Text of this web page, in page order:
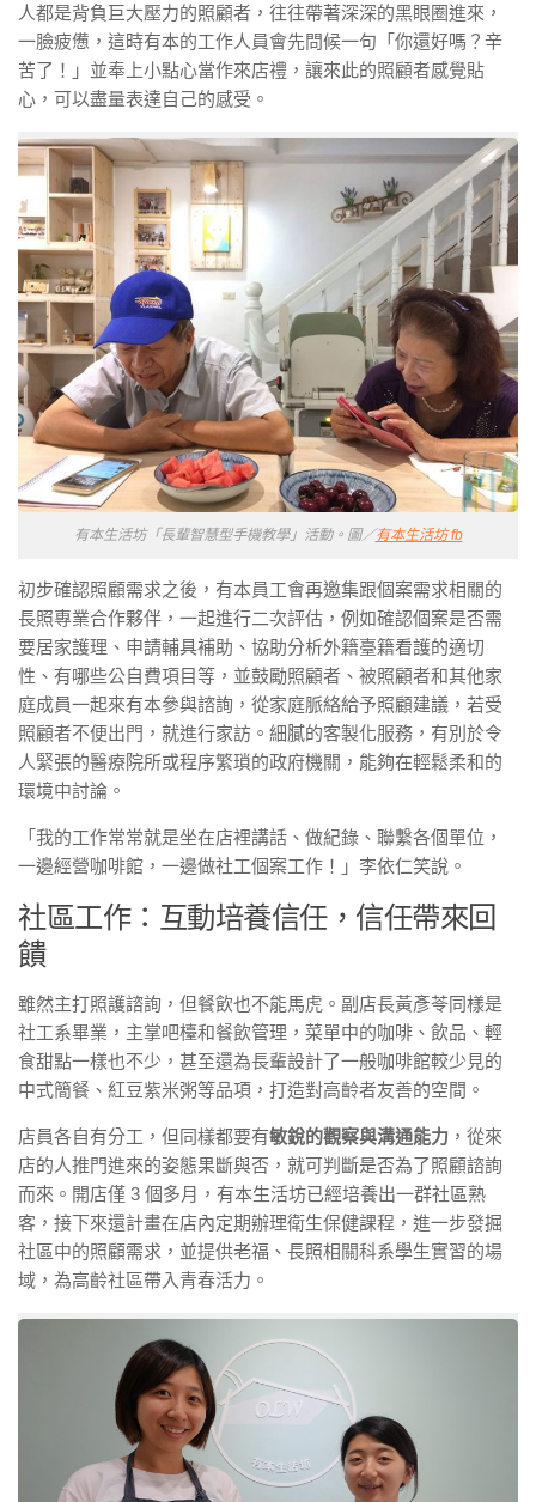
人都是背負巨大壓力的照顧者，往往帶著深深的黑眼圈進來，
一臉疲憊，這時有本的工作人員會先問候一句「你還好嗎？辛
苦了！」並奉上小點心當作來店禮，讓來此的照顧者感覺貼
心，可以盡量表達自己的感受。
有本生活坊「長輩智慧型手機教學」活動。圖／有本生活坊 fb
初步確認照顧需求之後，有本員工會再邀集跟個案需求相關的
長照專業合作夥伴，一起進行二次評估，例如確認個案是否需
要居家護理、申請輔具補助、協助分析外籍臺籍看護的適切
性、有哪些公自費項目等，並鼓勵照顧者、被照顧者和其他家
庭成員一起來有本參與諮詢，從家庭脈絡給予照顧建議，若受
照顧者不便出門，就進行家訪。細膩的客製化服務，有別於令
人緊張的醫療院所或程序繁瑣的政府機關，能夠在輕鬆柔和的
環境中討論。
「我的工作常常就是坐在店裡講話、做紀錄、聯繫各個單位，
一邊經營咖啡館，一邊做社工個案工作！」李依仁笑說。
社區工作：互動培養信任，信任帶來回
饋
雖然主打照護諮詢，但餐飲也不能馬虎。副店長黃彥苓同樣是
社工系畢業，主掌吧檯和餐飲管理，菜單中的咖啡、飲品、輕
食甜點一樣也不少，甚至還為長輩設計了一般咖啡館較少見的
中式簡餐、紅豆紫米粥等品項，打造對高齡者友善的空間。
店員各自有分工，但同樣都要有敏銳的觀察與溝通能力 ，從來
店的人推門進來的姿態果斷與否，就可判斷是否為了照顧諮詢
而來。開店僅 3 個多月，有本生活坊已經培養出一群社區熟
客，接下來還計畫在店內定期辦理衛生保健課程，進一步發掘
社區中的照顧需求，並提供老福、長照相關科系學生實習的場
域，為高齡社區帶入青春活力。